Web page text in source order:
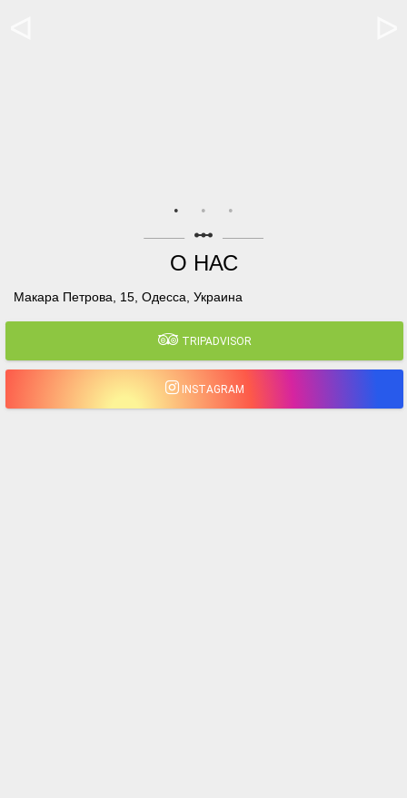
linear_scale
О НАС
Макара Петрова, 15, Одесса, Украина
TRIPADVISOR
INSTAGRAM